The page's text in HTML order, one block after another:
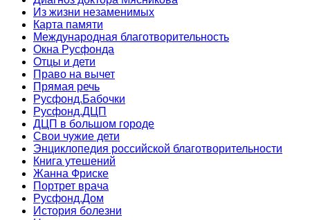
Из жизни незаменимых
Карта памяти
Международная благотворительность
Окна Русфонда
Отцы и дети
Право на вычет
Прямая речь
Русфонд.Бабочки
Русфонд.ДЦП
ДЦП в большом городе
Свои чужие дети
Энциклопедия российской благотворительности
Книга утешений
Жанна Фриске
Портрет врача
Русфонд.Дом
История болезни